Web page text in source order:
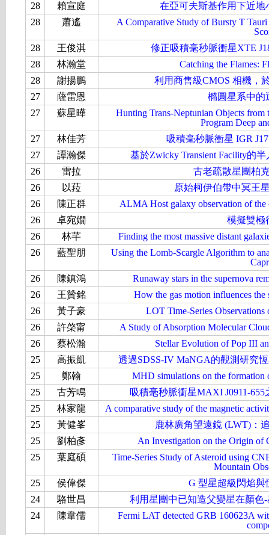
28
賴宣庭
在亞可夫斯基作用下近
28
蕭遙
A Comparative Study of Bursty T
28
王俊淇
修正吸積毫秒脈衝星XTE
28
林瀚堂
Catching the Flames:
28
謝揚鵬
利用商售級CMOS 相機，
27
薩雷恩
橢圓星系中的
27
蘇星曄
Hunting Trans-Neptunian Objects from
Program Deep
27
林佳芳
吸積毫秒脈衝星 IGR
27
譚瀚傑
基於Zwicky Transient Facility的
26
雷拉
古老疏散星團柏
26
以菈
原始柯伊伯帶中冥王
26
陳正群
ALMA Host galaxy observation of
26
卓宛嫺
模擬雙極
26
林芊
Finding the most massive distant
26
藍聖朋
Using the Lomb-Scargle Algorithm to
26
陳鎮鴻
Runaway stars in the supernova
26
王贊銘
How the gas motion influences the
26
黃子豪
LOT Time-Series
26
許棨甯
A Study of Absorption Molecular
26
蔡松瀚
Stellar Evolution of Pop III
25
高振凱
透過SDSS-IV MaNGA的觀測研究
25
鄭翰
MHD simulations on the
25
古芳鳴
吸積毫秒脈衝星MAXI J0911-
25
林家龍
A comparative study of the magnetic
25
黃健峯
鹿林廣角望遠鏡 (LWT)：
25
劉柏彥
An Investigation on the Origin of
25
葉庭碩
Time-Series Study of Asteroid using
Mountain
25
侯偉傑
G 型星超級閃焰
24
駱世昌
利用星團中已知造父變星在顏色
24
陳韋儒
Fermi LAT detected GRB 160623A